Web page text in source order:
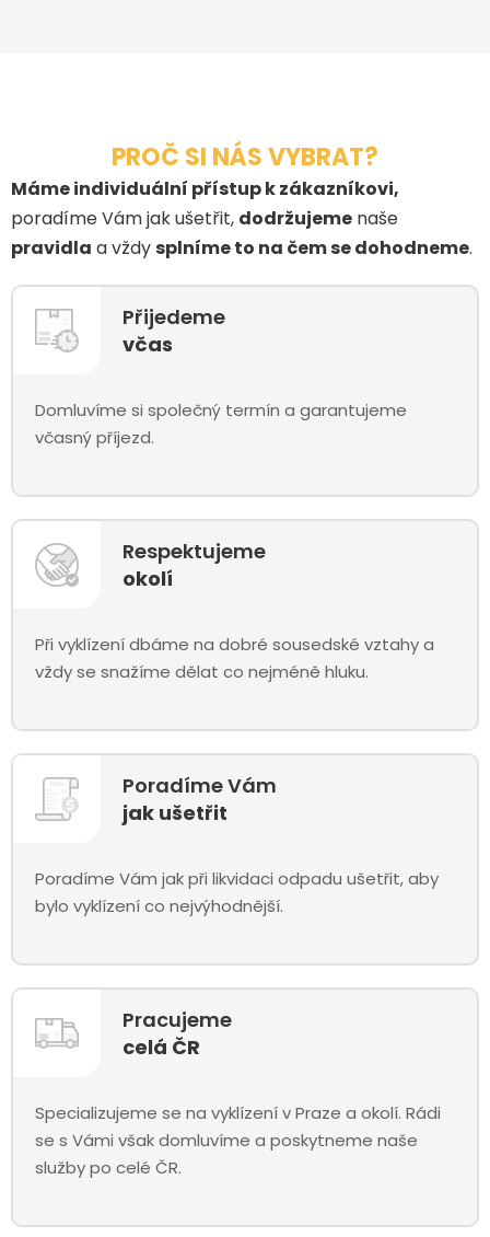
PROČ SI NÁS VYBRAT?
Máme individuální přístup k zákazníkovi,
poradíme Vám jak ušetřit, dodržujeme naše
pravidla a vždy splníme to na čem se dohodneme.
Přijedeme
včas
Domluvíme si společný termín a garantujeme
včasný příjezd.
Respektujeme
okolí
Při vyklízení dbáme na dobré sousedské vztahy a
vždy se snažíme dělat co nejméně hluku.
Poradíme Vám
jak ušetřit
Poradíme Vám jak při likvidaci odpadu ušetřit, aby
bylo vyklízení co nejvýhodnější.
Pracujeme
celá ČR
Specializujeme se na vyklízení v Praze a okolí. Rádi
se s Vámi však domluvíme a poskytneme naše
služby po celé ČR.